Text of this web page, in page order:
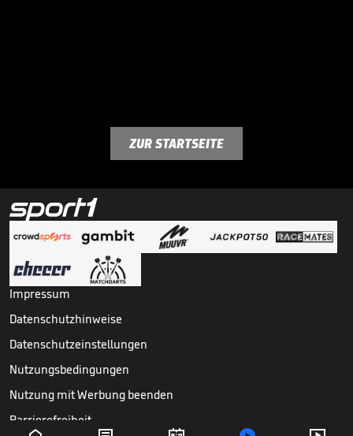
ZUR STARTSEITE
Impressum
Datenschutzhinweise
Datenschutzeinstellungen
Nutzungsbedingungen
Nutzung mit Werbung beenden
Barrierefreiheit